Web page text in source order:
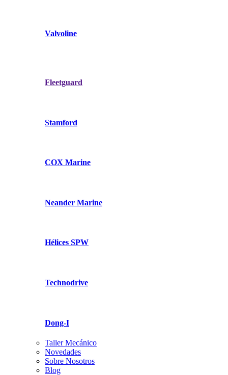
Valvoline
Fleetguard
Stamford
COX Marine
Neander Marine
Hélices SPW
Technodrive
Dong-I
Taller Mecánico
Novedades
Sobre Nosotros
Blog